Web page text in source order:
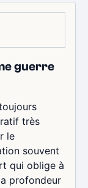
guerre
très
le
souvent
qui oblige à
profondeur